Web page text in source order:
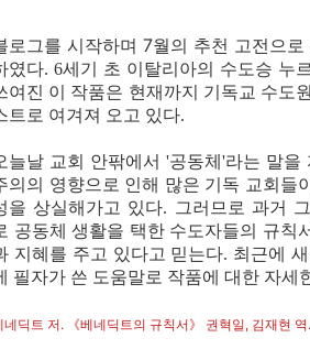
로그를 시작하며 7월의 추천 고전으로
였다. 6세기 초 이탈리아의 수도승 누
여진 이 작품은 현재까지 기독교 수도
트로 여겨져 오고 있다.
늘날 교회 안팎에서 '공동체'라는 말
의의 영향으로 인해 많은 기독 교회들
을 상실해가고 있다. 그러므로 과거
공동체 생활을 택한 수도자들의 규칙
지혜를 주고 있다고 믿는다. 최 근에
필자가 쓴 도움말로 작품에 대한 자세
네딕트 저. 《베네딕트의 규칙서》 권혁일, 김재현